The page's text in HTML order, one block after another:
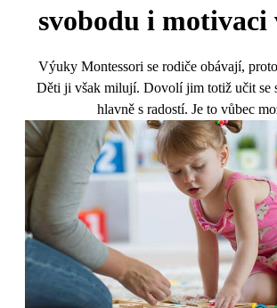
svobodu i motivaci
Výuky Montessori se rodiče obávají,
Děti ji však milují. Dovolí jim totiž učit se
hlavně s radostí. Je to vůbec